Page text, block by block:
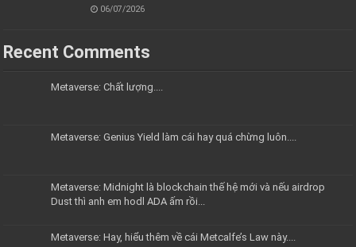
06/07/2026
Recent Comments
Metaverse: Chất lượng....
Metaverse: Genius Yield làm cái hay quá chừng luôn....
Metaverse: Midnight là blockchain thế hệ mới và nếu airdrop
Dust thì anh em hodl ADA ấm rồi...
Metaverse: Hay, hiểu thêm về cái Metcalfe’s Law này....